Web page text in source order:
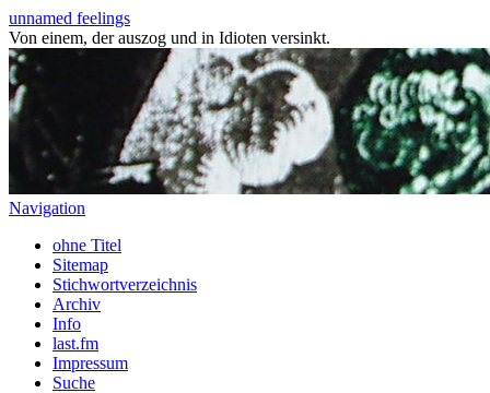
unnamed feelings
Von einem, der auszog und in Idioten versinkt.
Navigation
ohne Titel
Sitemap
Stichwortverzeichnis
Archiv
Info
last.fm
Impressum
Suche